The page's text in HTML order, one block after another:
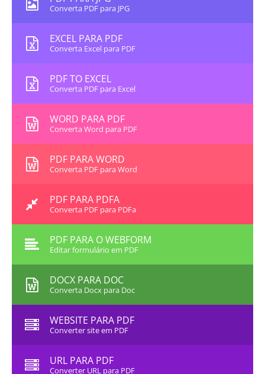
Converta PDF para JPG
EXCEL PARA PDF
Converta Excel para PDF
PDF TO EXCEL
Converta PDF para Excel
WORD PARA PDF
Converta Word para PDF
PDF PARA WORD
Converta PDF para Word
PDF PARA PDFA
Converta PDF para PDFa
PDF PARA O WEBFORM
Editar formulário em PDF
DOCX PARA DOC
Converta Docx para Doc
WEBSITE PARA PDF
Converter site em PDF
URL PARA PDF
Converter URL para PDF